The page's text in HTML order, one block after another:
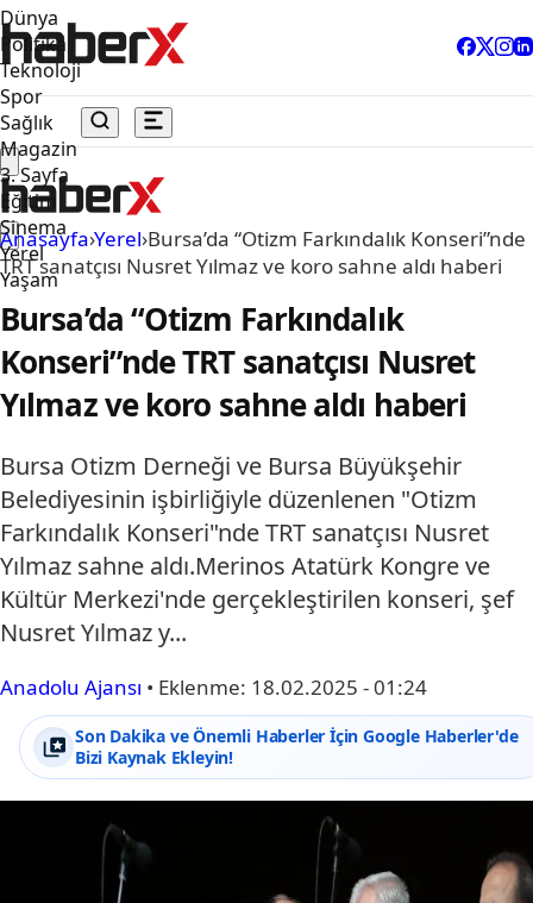
Dünya
Politika
Teknoloji
Spor
Sağlık
Magazin
3. Sayfa
Eğitim
Sinema
Yerel
Yaşam
Anasayfa›Yerel›Bursa’da “Otizm Farkındalık Konseri”nde
TRT sanatçısı Nusret Yılmaz ve koro sahne aldı haberi
Bursa’da “Otizm Farkındalık
Konseri”nde TRT sanatçısı Nusret
Yılmaz ve koro sahne aldı haberi
Bursa Otizm Derneği ve Bursa Büyükşehir
Belediyesinin işbirliğiyle düzenlenen "Otizm
Farkındalık Konseri"nde TRT sanatçısı Nusret
Yılmaz sahne aldı.Merinos Atatürk Kongre ve
Kültür Merkezi'nde gerçekleştirilen konseri, şef
Nusret Yılmaz y...
Anadolu Ajansı • Eklenme: 18.02.2025 - 01:24
Son Dakika ve Önemli Haberler İçin Google Haberler'de
Bizi Kaynak Ekleyin!